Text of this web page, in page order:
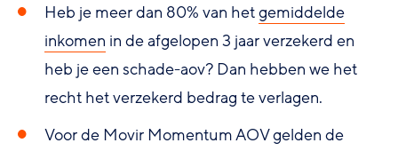
Heb je meer dan 80% van hetgemiddelde
inkomen in de afgelopen 3 jaar verzekerd en
heb je een schade-aov? Dan hebben we het
recht het verzekerd bedrag te verlagen.
Voor de Movir Momentum AOV gelden de